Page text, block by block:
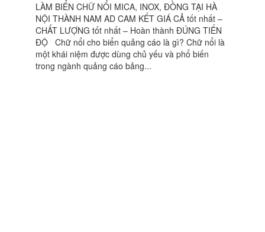
LÀM BIỂN CHỮ NỔI MICA, INOX, ĐỒNG TẠI HÀ
NỘI THÀNH NAM AD CAM KẾT GIÁ CẢ tốt nhất –
CHẤT LƯỢNG tốt nhất – Hoàn thành ĐÚNG TIẾN
ĐỘ Chữ nổi cho biển quảng cáo là gì? Chữ nổi là
một khái niệm được dùng chủ yếu và phổ biến
trong ngành quảng cáo bảng...